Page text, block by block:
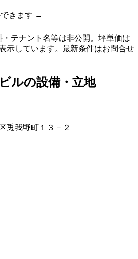
きます →
テナント名等は非公開。坪単価は
示しています。最新条件はお問合せ
ルの設備・立地
兎我野町１３－２